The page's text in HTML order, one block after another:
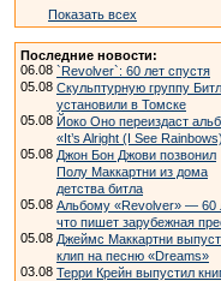
Показать всех
Последние новости:
06.08 `Revolver`: 60 лет спустя
05.08 Скульптурную группу
установили в Томске
05.08 Йоко Оно переиздаст
«It’s Alright (I See
05.08 Джон Бон Джови позвонил
Полу Маккартни из дома
детства битла
05.08 Альбому «Revolver» — 60
что пишет зарубежная
05.08 Джеймс Маккартни
клип на песню «Dreams»
03.08 Терри Крейн выпустил